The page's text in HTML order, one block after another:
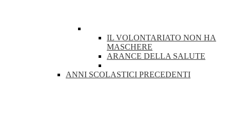
IL VOLONTARIATO NON HA
MASCHERE
ARANCE DELLA SALUTE
ANNI SCOLASTICI PRECEDENTI